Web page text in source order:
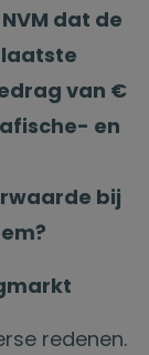
dat de
van €
en
bij
redenen.